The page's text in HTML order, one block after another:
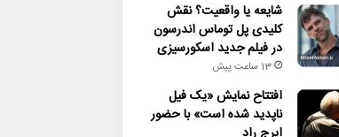
شایعه یا واقعیت؟ نقش
کلیدی پل توماس اندرسون
در فیلم جدید اسکورسیزی
13 ساعت پیش
افتتاح نمایش «یک فیل
ناپدید شده است» با حضور